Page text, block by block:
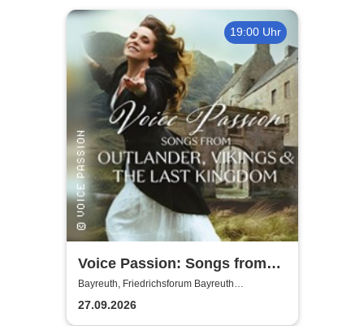
19:00 Uhr
Voice Passion: Songs from
Outlander, Vikings & The Last
Kingdom
Bayreuth, Friedrichsforum Bayreuth
(Balkonsaal)
27.09.2026